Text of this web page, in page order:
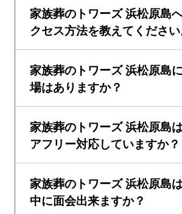
家族葬のトワーズ 浜松原島
クセス方法を教えてください
家族葬のトワーズ 浜松原島
場はありますか？
家族葬のトワーズ 浜松原島
アフリー対応していますか？
家族葬のトワーズ 浜松原島
中に面会出来ますか？